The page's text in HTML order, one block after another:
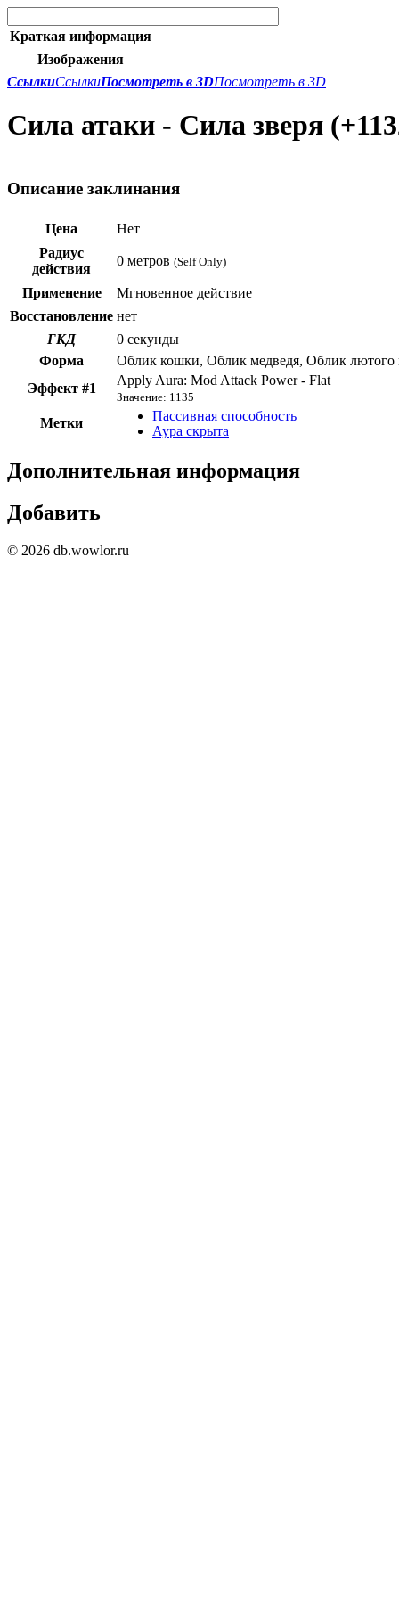
Краткая информация
Изображения
СсылкиСсылкиПосмотреть в 3DПосмотреть в 3D
Сила атаки - Сила зверя
Описание заклинания
Цена
Нет
Радиус
действия
0 метров (Self Only)
Применение
Мгновенное действие
Восстановление нет
ГКД
0 секунды
Форма
Облик кошки, Облик медведя, Облик лютого
Эффект #1
Apply Aura: Mod Attack Power - Flat
Значение: 1135
Метки
Пассивная способность
Аура скрыта
Дополнительная информация
Добавить
© 2026 db.wowlor.ru